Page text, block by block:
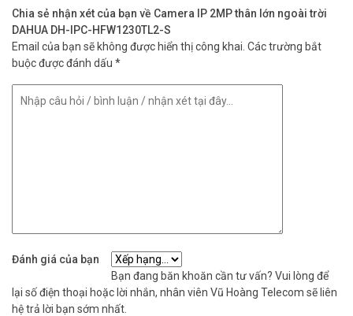
Chia sẻ nhận xét của bạn về Camera IP 2MP thân lớn ngoài trời
DAHUA DH-IPC-HFW1230TL2-S
Email của bạn sẽ không được hiển thị công khai. Các trường bắt
buộc được đánh dấu *
Đánh giá của bạn
Bạn đang băn khoăn cần tư vấn? Vui lòng để
lại số điện thoại hoặc lời nhắn, nhân viên Vũ Hoàng Telecom sẽ liên
hệ trả lời bạn sớm nhất.